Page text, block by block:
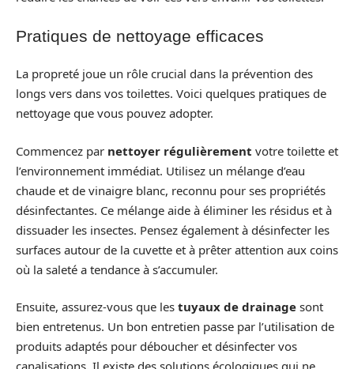
Pratiques de nettoyage efficaces
La propreté joue un rôle crucial dans la prévention des
longs vers dans vos toilettes. Voici quelques pratiques de
nettoyage que vous pouvez adopter.
Commencez par nettoyer régulièrement votre toilette et
l’environnement immédiat. Utilisez un mélange d’eau
chaude et de vinaigre blanc, reconnu pour ses propriétés
désinfectantes. Ce mélange aide à éliminer les résidus et à
dissuader les insectes. Pensez également à désinfecter les
surfaces autour de la cuvette et à prêter attention aux coins
où la saleté a tendance à s’accumuler.
Ensuite, assurez-vous que les tuyaux de drainage sont
bien entretenus. Un bon entretien passe par l’utilisation de
produits adaptés pour déboucher et désinfecter vos
canalisations. Il existe des solutions écologiques qui ne